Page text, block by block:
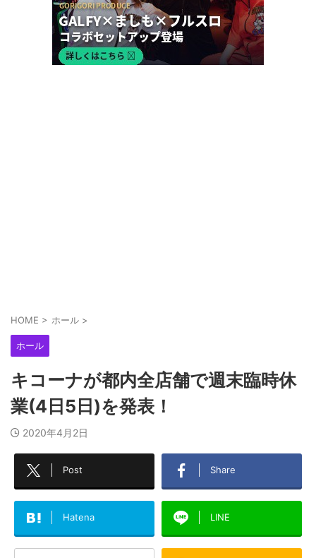
HOME > ホール >
ホール
キコーナが都内全店舗で週末臨時休
業(4日5日)を発表！
2020年4月2日
Post Share
Hatena LINE